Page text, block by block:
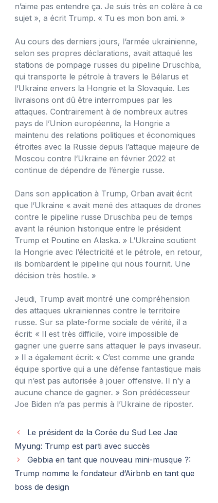
n’aime pas entendre ça. Je suis très en colère à ce
sujet », a écrit Trump. « Tu es mon bon ami. »
Au cours des derniers jours, l’armée ukrainienne,
selon ses propres déclarations, avait attaqué les
stations de pompage russes du pipeline Druschba,
qui transporte le pétrole à travers le Bélarus et
l’Ukraine envers la Hongrie et la Slovaquie. Les
livraisons ont dû être interrompues par les
attaques. Contrairement à de nombreux autres
pays de l’Union européenne, la Hongrie a
maintenu des relations politiques et économiques
étroites avec la Russie depuis l’attaque majeure de
Moscou contre l’Ukraine en février 2022 et
continue de dépendre de l’énergie russe.
Dans son application à Trump, Orban avait écrit
que l’Ukraine « avait mené des attaques de drones
contre le pipeline russe Druschba peu de temps
avant la réunion historique entre le président
Trump et Poutine en Alaska. » L’Ukraine soutient
la Hongrie avec l’électricité et le pétrole, en retour,
ils bombardent le pipeline qui nous fournit. Une
décision très hostile. »
Jeudi, Trump avait montré une compréhension
des attaques ukrainiennes contre le territoire
russe. Sur sa plate-forme sociale de vérité, il a
écrit: « Il est très difficile, voire impossible de
gagner une guerre sans attaquer le pays invaseur.
» Il a également écrit: « C’est comme une grande
équipe sportive qui a une défense fantastique mais
qui n’est pas autorisée à jouer offensive. Il n’y a
aucune chance de gagner. » Son prédécesseur
Joe Biden n’a pas permis à l’Ukraine de riposter.
Le président de la Corée du Sud Lee Jae
Myung: Trump est parti avec succès
Gebbia en tant que nouveau mini-musque ?:
Trump nomme le fondateur d’Airbnb en tant que
boss de design